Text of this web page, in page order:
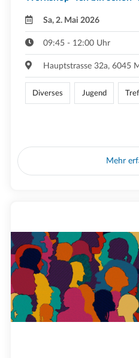
Sa, 2. Mai 2026
09:45 - 12:00 Uhr
Hauptstrasse 32a, 6045
Diverses Jugend
Mehr